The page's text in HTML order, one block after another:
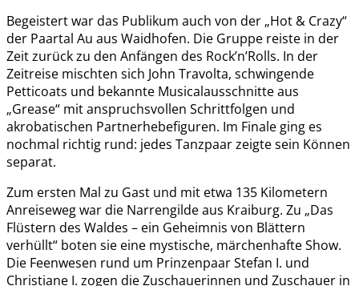
Begeistert war das Publikum auch von der „Hot & Crazy“
der Paartal Au aus Waidhofen. Die Gruppe reiste in der
Zeit zurück zu den Anfängen des Rock’n’Rolls. In der
Zeitreise mischten sich John Travolta, schwingende
Petticoats und bekannte Musicalausschnitte aus
„Grease“ mit anspruchsvollen Schrittfolgen und
akrobatischen Partnerhebefiguren. Im Finale ging es
nochmal richtig rund: jedes Tanzpaar zeigte sein Können
separat.
Zum ersten Mal zu Gast und mit etwa 135 Kilometern
Anreiseweg war die Narrengilde aus Kraiburg. Zu „Das
Flüstern des Waldes – ein Geheimnis von Blättern
verhüllt“ boten sie eine mystische, märchenhafte Show.
Die Feenwesen rund um Prinzenpaar Stefan I. und
Christiane I. zogen die Zuschauerinnen und Zuschauer in